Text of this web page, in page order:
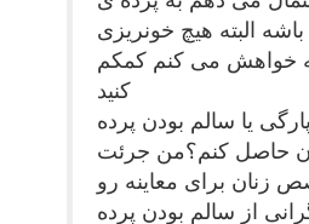
البته هیچ خونریزی
خواهش می کنم کمکم
کنید
یا سالم بودن پرده
حاصل کنم؟من جرئت
زنان برای معاینه رو
از سالم بودن پرده